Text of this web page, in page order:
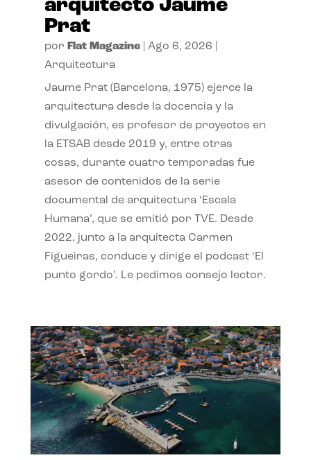
arquitecto Jaume
Prat
por Flat Magazine| Ago 6, 2026
Arquitectura
Jaume Prat (Barcelona, 1975) ejerce la
arquitectura desde la docencia y la
divulgación, es profesor de proyectos en
la ETSAB desde 2019 y, entre otras
cosas, durante cuatro temporadas fue
asesor de contenidos de la serie
documental de arquitectura ‘Escala
Humana’, que se emitió por TVE. Desde
2022, junto a la arquitecta Carmen
Figueiras, conduce y dirige el podcast ‘El
punto gordo’. Le pedimos consejo lector.